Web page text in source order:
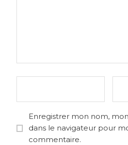
Enregistrer mon nom,
dans le navigateur pour
commentaire.